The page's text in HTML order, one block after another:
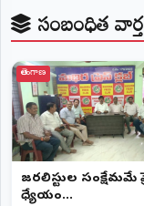
సంబంధిత
తెలంగాణ
జర్నలిస్టుల సంక్షేమమే
ధ్యేయం...